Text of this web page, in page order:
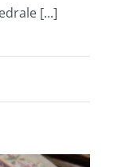
[...]